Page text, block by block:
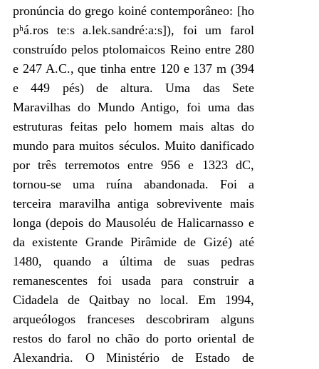
pronúncia do grego koiné contemporâneo: [ho
pʰá.ros teːs a.lek.sandréːaːs]), foi um farol
construído pelos ptolomaicos Reino entre 280
e 247 A.C., que tinha entre 120 e 137 m (394
e 449 pés) de altura. Uma das Sete
Maravilhas do Mundo Antigo, foi uma das
estruturas feitas pelo homem mais altas do
mundo para muitos séculos. Muito danificado
por três terremotos entre 956 e 1323 dC,
tornou-se uma ruína abandonada. Foi a
terceira maravilha antiga sobrevivente mais
longa (depois do Mausoléu de Halicarnasso e
da existente Grande Pirâmide de Gizé) até
1480, quando a última de suas pedras
remanescentes foi usada para construir a
Cidadela de Qaitbay no local. Em 1994,
arqueólogos franceses descobriram alguns
restos do farol no chão do porto oriental de
Alexandria. O Ministério de Estado de